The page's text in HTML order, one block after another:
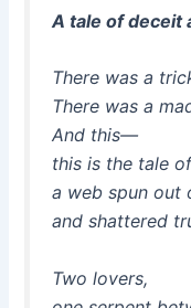
A tale of deceit
There was a
There was a
And this—
this is the tale
a web spun out
and shattered
Two lovers,